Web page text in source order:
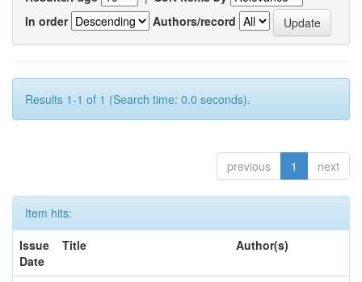
In order
Authors/record
Results 1-1 of 1 (Search time: 0.0 seconds).
previous 1 next
Item hits:
Issue
Date
Title Author(s)